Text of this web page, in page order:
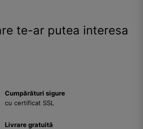
te-ar putea interesa
Cumpărături sigure
cu certificat SSL
Livrare gratuită